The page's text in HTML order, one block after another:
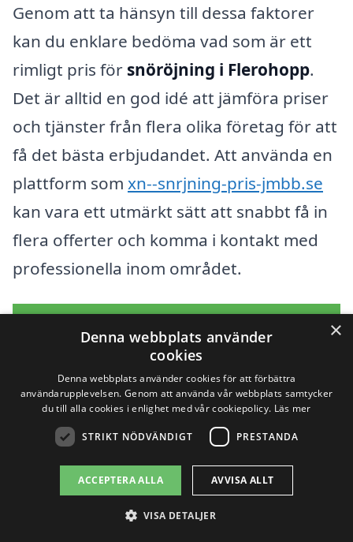
Genom att ta hänsyn till dessa faktorer
kan du enklare bedöma vad som är ett
rimligt pris för snöröjning i Flerohopp.
Det är alltid en god idé att jämföra priser
och tjänster från flera olika företag för att
få det bästa erbjudandet. Att använda en
plattform som xn--snrjning-pris-jmbb.se
kan vara ett utmärkt sätt att snabbt få in
flera offerter och komma i kontakt med
professionella inom området.
Sök efter en
professionell för
snöröjning i andra
×
Denna webbplats använder
cookies
Denna webbplats använder cookies för att förbättra
användarupplevelsen. Genom att använda vår webbplats samtycker
du till alla cookies i enlighet med vår cookiepolicy. Läs mer
STRIKT NÖDVÄNDIGT PRESTANDA
ACCEPTERA ALLA AVVISA ALLT
VISA DETALJER